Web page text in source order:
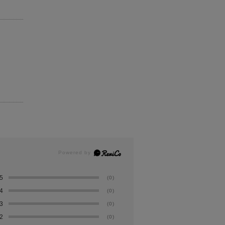
5 (0)
4 (0)
3 (0)
2 (0)